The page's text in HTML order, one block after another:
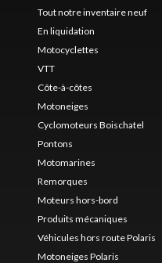
Tout notre inventaire neuf
En liquidation
Motocyclettes
VTT
Côte-à-côtes
Motoneiges
Cyclomoteurs Boischatel
Pontons
Motomarines
Remorques
Moteurs hors-bord
Produits mécaniques
Véhicules hors route Polaris
Motoneiges Polaris